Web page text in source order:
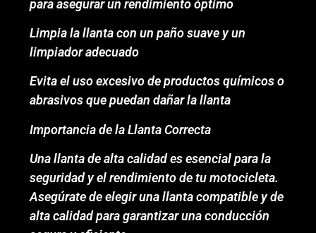
para asegurar un rendimiento óptimo
Limpia la llanta con un paño suave y un
limpiador adecuado
Evita el uso excesivo de productos químicos o
abrasivos que puedan dañar la llanta
Importancia de la Llanta Correcta
Una llanta de alta calidad es esencial para la
seguridad y el rendimiento de tu motocicleta.
Asegúrate de elegir una llanta compatible y de
alta calidad para garantizar una conducción